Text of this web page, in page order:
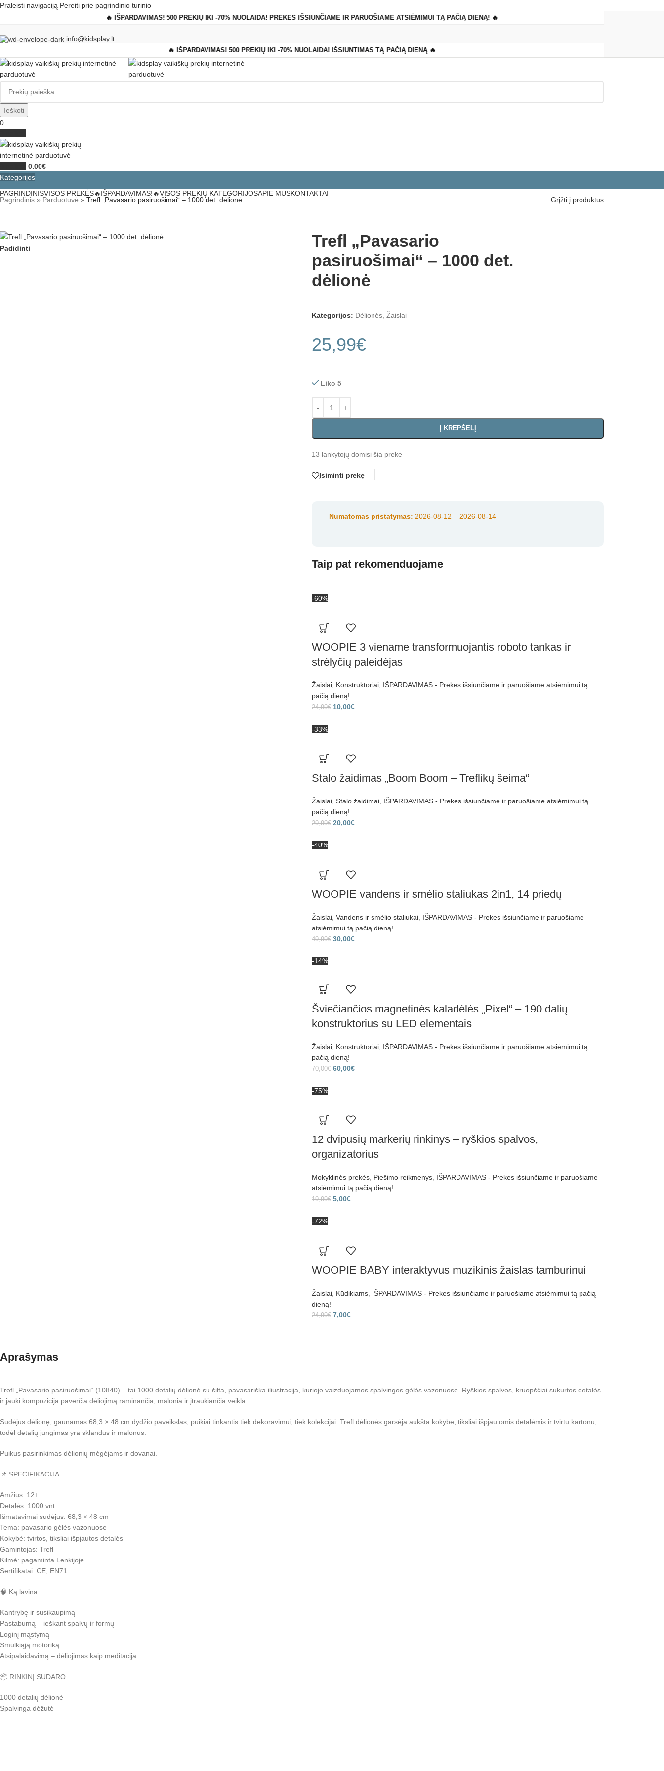
Praleisti navigaciją Pereiti prie pagrindinio turinio
🔥 IŠPARDAVIMAS! 500 PREKIŲ IKI -70% NUOLAIDA! PREKES IŠSIUNČIAME IR PARUOŠIAME ATSIĖMIMUI TĄ PAČIĄ DIENĄ! 🔥
info@kidsplay.lt
🔥 IŠPARDAVIMAS! 500 PREKIŲ IKI -70% NUOLAIDA! IŠSIUNTIMAS TĄ PAČIĄ DIENĄ 🔥
Ieškoti
0
0,00€
Kategorijos
PAGRINDINISVISOS PREKĖS🔥IŠPARDAVIMAS!🔥VISOS PREKIŲ KATEGORIJOSAPIE MUSKONTAKTAI
Pagrindinis » Parduotuvė » Trefl „Pavasario pasiruošimai“ – 1000 det. dėlionė Grįžti į produktus
Padidinti
Trefl „Pavasario
pasiruošimai“ – 1000 det.
dėlionė
Kategorijos: Dėlionės Žaislai
25,99€
Liko 5
Į KREPŠELĮ
13 lankytojų domisi šia preke
Įsiminti prekę
Numatomas pristatymas: 2026-08-12 – 2026-08-14
Taip pat rekomenduojame
-60%
WOOPIE 3 viename transformuojantis roboto tankas ir
strėlyčių paleidėjas
Žaislai, Konstruktoriai, IŠPARDAVIMAS - Prekes išsiunčiame ir paruošiame atsiėmimui tą
pačią dieną!
24,99€ 10,00€
-33%
Stalo žaidimas „Boom Boom – Treflikų šeima“
Žaislai Stalo žaidimai IŠPARDAVIMAS - Prekes išsiunčiame ir paruošiame atsiėmimui tą
pačią dieną!
29,99€ 20,00€
-40%
WOOPIE vandens ir smėlio staliukas 2in1, 14 priedų
Žaislai Vandens ir smėlio staliukai IŠPARDAVIMAS - Prekes išsiunčiame ir paruošiame
atsiėmimui tą pačią dieną!
49,99€ 30,00€
-14%
Šviečiančios magnetinės kaladėlės „Pixel“ – 190 dalių
konstruktorius su LED elementais
Žaislai Konstruktoriai IŠPARDAVIMAS - Prekes išsiunčiame ir paruošiame atsiėmimui tą
pačią dieną!
70,00€ 60,00€
-75%
12 dvipusių markerių rinkinys – ryškios spalvos,
organizatorius
Mokyklinės prekės Piešimo reikmenys IŠPARDAVIMAS - Prekes išsiunčiame ir paruošiame
atsiėmimui tą pačią dieną!
19,99€ 5,00€
-72%
WOOPIE BABY interaktyvus muzikinis žaislas tamburinui
Žaislai Kūdikiams IŠPARDAVIMAS - Prekes išsiunčiame ir paruošiame atsiėmimui tą pačią
dieną!
24,99€ 7,00€
Aprašymas
Trefl „Pavasario pasiruošimai“ (10840) – tai 1000 detalių dėlionė su šilta, pavasariška iliustracija, kurioje vaizduojamos spalvingos gėlės vazonuose. Ryškios spalvos, kruopščiai sukurtos detalės
ir jauki kompozicija paverčia dėliojimą raminančia, malonia ir įtraukiančia veikla.
Sudėjus dėlionę, gaunamas 68,3 × 48 cm dydžio paveikslas, puikiai tinkantis tiek dekoravimui, tiek kolekcijai. Trefl dėlionės garsėja aukšta kokybe, tiksliai išpjautomis detalėmis ir tvirtu kartonu,
todėl detalių jungimas yra sklandus ir malonus.
Puikus pasirinkimas dėlionių mėgėjams ir dovanai.
📌 SPECIFIKACIJA
Amžius: 12+
Detalės: 1000 vnt.
Išmatavimai sudėjus: 68,3 × 48 cm
Tema: pavasario gėlės vazonuose
Kokybė: tvirtos, tiksliai išpjautos detalės
Gamintojas: Trefl
Kilmė: pagaminta Lenkijoje
Sertifikatai: CE, EN71
🧠 Ką lavina
Kantrybę ir susikaupimą
Pastabumą – ieškant spalvų ir formų
Loginį mąstymą
Smulkiąją motoriką
Atsipalaidavimą – dėliojimas kaip meditacija
📦 RINKINĮ SUDARO
1000 detalių dėlionė
Spalvinga dėžutė